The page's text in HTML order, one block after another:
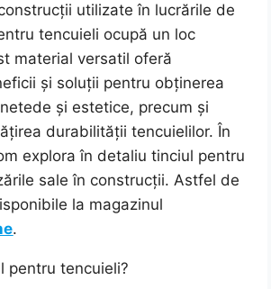
utilizate în lucrările de
tencuieli ocupă un loc
material versatil oferă
și soluții pentru obținerea
și estetice, precum și
durabilității tencuielilor. În
explora în detaliu tinciul pentru
sale în construcții. Astfel de
la magazinul
.
pentru tencuieli?